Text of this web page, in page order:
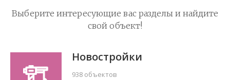
Выберите интересующие вас разделы и найдите
свой объект!
Новостройки
938 объектов